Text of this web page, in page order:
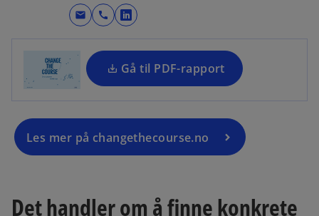
mail call
o
n
s
a
n
t
Gå til PDF-rapport
n
a
n
w
t
a
Les mer på changethecourse.no
e
n
s
n
n
t
Det handler om å finne konkrete